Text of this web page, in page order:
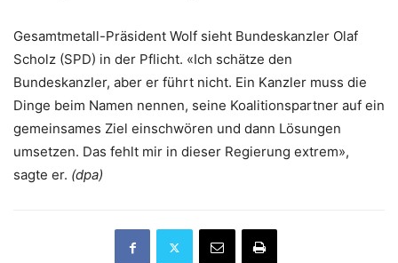
Gesamtmetall-Präsident Wolf sieht Bundeskanzler Olaf
Scholz (SPD) in der Pflicht. «Ich schätze den
Bundeskanzler, aber er führt nicht. Ein Kanzler muss die
Dinge beim Namen nennen, seine Koalitionspartner auf ein
gemeinsames Ziel einschwören und dann Lösungen
umsetzen. Das fehlt mir in dieser Regierung extrem»,
sagte er. (dpa)